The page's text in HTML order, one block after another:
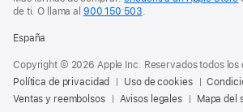
de ti. O
llama al 900 150 503.
España
Copyright © 2026 Apple Inc. Reservados todos los
Política de privacidad
Uso de cookies
Ventas y reembolsos
Avisos legales Mapa del